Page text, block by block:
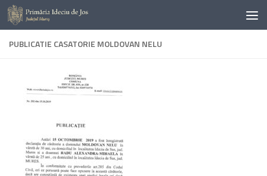
Skip to content
PUBLICATIE CASATORIE MOLDOVAN NELU